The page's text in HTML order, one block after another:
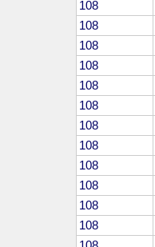
108
108
108
108
108
108
108
108
108
108
108
108